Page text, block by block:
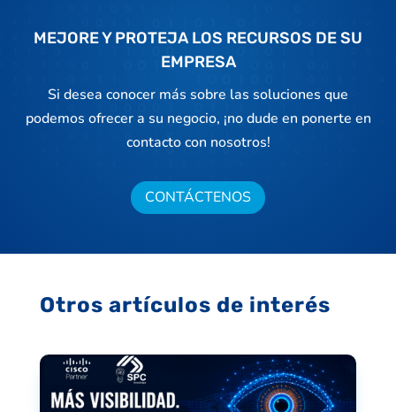
MEJORE Y PROTEJA LOS RECURSOS DE SU
EMPRESA
Si desea conocer más sobre las soluciones que
podemos ofrecer a su negocio, ¡no dude en ponerte en
contacto con nosotros!
CONTÁCTENOS
Otros artículos de interés